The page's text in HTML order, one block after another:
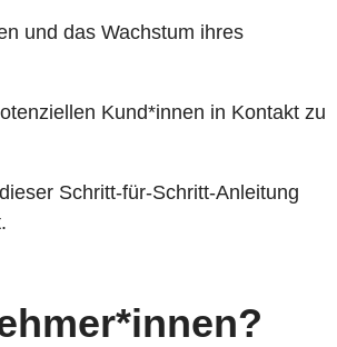
und das Wachstum ihres
Kund*innen in Kontakt zu
Schritt-für-Schritt-Anleitung